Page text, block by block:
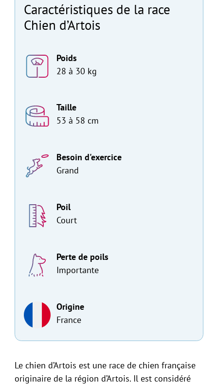
Caractéristiques de la race
Chien d’Artois
Poids
28 à 30 kg
Taille
53 à 58 cm
Besoin d'exercice
Grand
Poil
Court
Perte de poils
Importante
Origine
France
Le chien d’Artois est une race de chien française
originaire de la région d’Artois. Il est considéré